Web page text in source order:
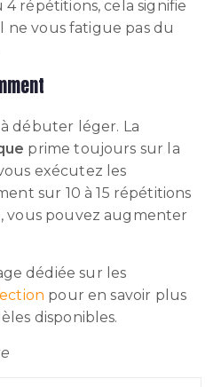
répétitions, cela signifie
ne vous fatigue pas du
débuter léger. La
prime toujours sur la
exécutez les
sur 10 à 15 répétitions
vous pouvez augmenter
dédiée sur les
pour en savoir plus
disponibles.